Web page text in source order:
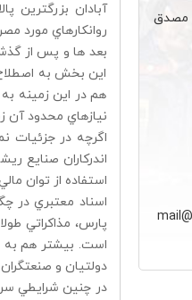
مصدق
آبادان بزرگترين
روانكارهاي مورد
بعد ها و پس از
اين بخش به
هم در اين زمينه
نيازهاي محدود آن
اگرچه در جزئيات
اندركاران صنايع
استفاده از توان
اسناد معتبري در
پارس، مذاكراتي
است. بيشتر هم به
دولتيان و